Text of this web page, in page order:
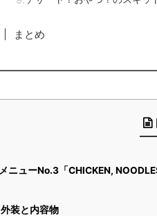
まとめ
メニューNo.3「CHICKEN,
外装と内容物